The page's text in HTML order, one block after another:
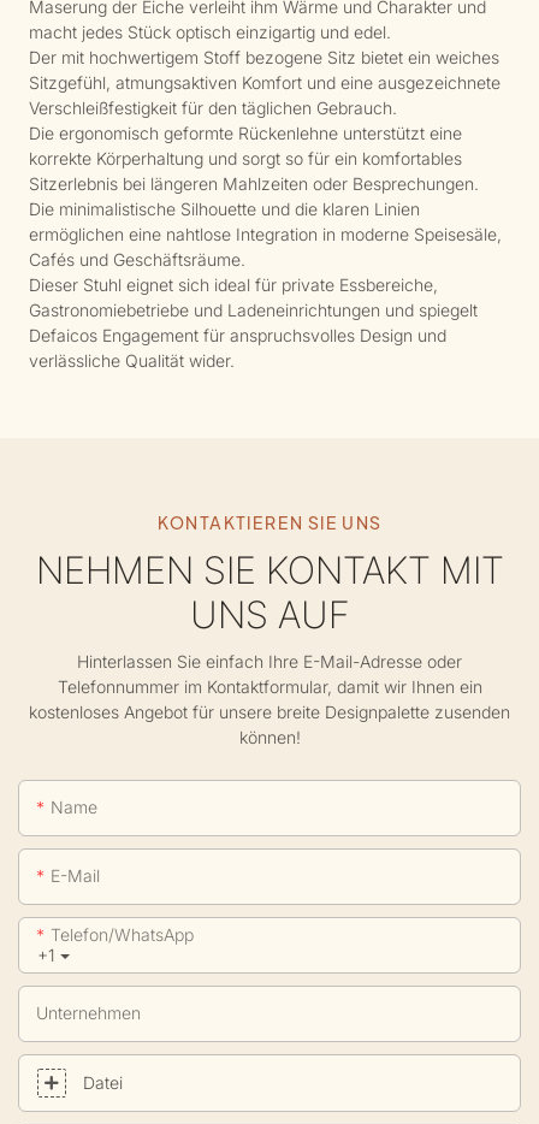
Maserung der Eiche verleiht ihm Wärme und Charakter und
macht jedes Stück optisch einzigartig und edel.
Der mit hochwertigem Stoff bezogene Sitz bietet ein weiches
Sitzgefühl, atmungsaktiven Komfort und eine ausgezeichnete
Verschleißfestigkeit für den täglichen Gebrauch.
Die ergonomisch geformte Rückenlehne unterstützt eine
korrekte Körperhaltung und sorgt so für ein komfortables
Sitzerlebnis bei längeren Mahlzeiten oder Besprechungen.
Die minimalistische Silhouette und die klaren Linien
ermöglichen eine nahtlose Integration in moderne Speisesäle,
Cafés und Geschäftsräume.
Dieser Stuhl eignet sich ideal für private Essbereiche,
Gastronomiebetriebe und Ladeneinrichtungen und spiegelt
Defaicos Engagement für anspruchsvolles Design und
verlässliche Qualität wider.
KONTAKTIEREN SIE UNS
NEHMEN SIE KONTAKT MIT
UNS AUF
Hinterlassen Sie einfach Ihre E-Mail-Adresse oder
Telefonnummer im Kontaktformular, damit wir Ihnen ein
kostenloses Angebot für unsere breite Designpalette zusenden
können!
Name
E-Mail
+1
Telefon/WhatsApp
Unternehmen
Datei